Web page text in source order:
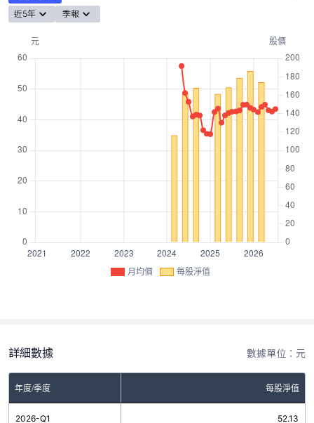
近5年 季報
月均價 每股淨值
詳細數據 數據單位：元
年度/季度 每股淨值
2026-Q1 52.13